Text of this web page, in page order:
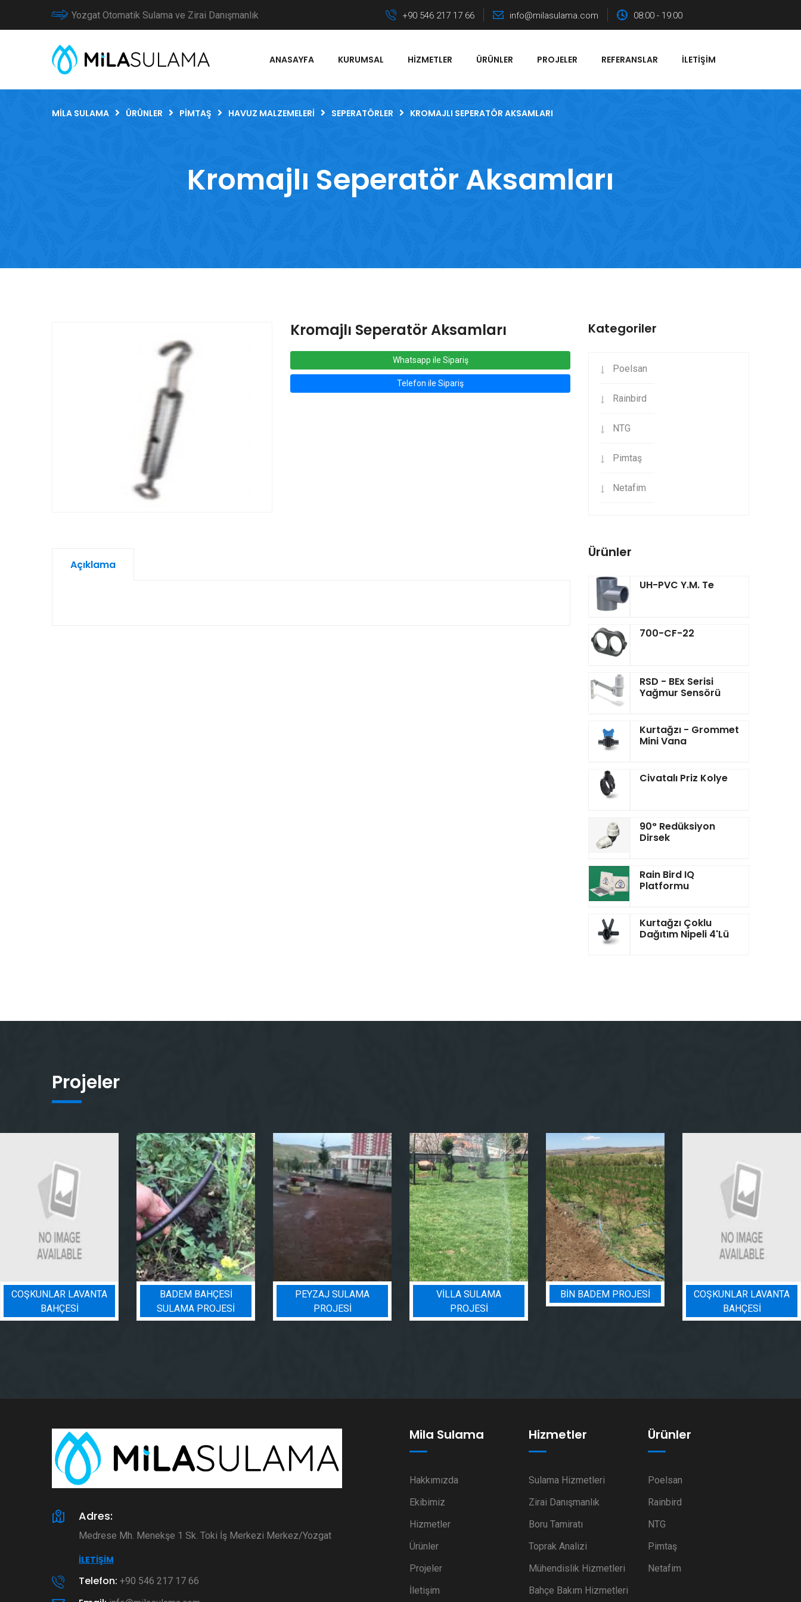
Yozgat Otomatik Sulama ve Zirai Danışmanlık +90 546 217 17 66 info@milasulama.com 08:00 - 19:00
ANASAYFA KURUMSAL HIZMETLER ÜRÜNLER PROJELER REFERANSLAR İLETIŞIM
MILA SULAMA ÜRÜNLER PIMTAŞ HAVUZ MALZEMELERI SEPERATÖRLER KROMAJLI SEPERATÖR AKSAMLARI
Kromajlı Seperatör Aksamları
Kromajlı Seperatör Aksamları
Whatsapp ile Sipariş
Telefon ile Sipariş
Açıklama
Kategoriler
Poelsan
Rainbird
NTG
Pimtaş
Netafim
Ürünler
UH-PVC Y.M. Te
700-CF-22
RSD - BEx Serisi
Yağmur Sensörü
Kurtağzı - Grommet
Mini Vana
Civatalı Priz Kolye
90° Redüksiyon
Dirsek
Rain Bird IQ
Platformu
Kurtağzı Çoklu
Dağıtım Nipeli 4'lü
Projeler
COŞKUNLAR LAVANTA
BAHÇESİ
BADEM BAHÇESI
SULAMA PROJESI
PEYZAJ SULAMA
PROJESI
VILLA SULAMA
PROJESI
BIN BADEM PROJESI
COŞKUNLAR LAVANTA
BAHÇESİ
Adres:
Medrese Mh. Menekşe 1 Sk. Toki İş Merkezi Merkez/Yozgat
İLETIŞIM
Telefon: +90 546 217 17 66
Mila Sulama
Hakkımızda
Ekibimiz
Hizmetler
Ürünler
Projeler
İletişim
Hizmetler
Sulama Hizmetleri
Zirai Danışmanlık
Boru Tamiratı
Toprak Analizi
Mühendislik Hizmetleri
Bahçe Bakım Hizmetleri
Ürünler
Poelsan
Rainbird
NTG
Pimtaş
Netafim